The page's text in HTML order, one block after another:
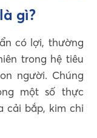
gì?
có lợi, thường
trong hệ tiêu
người. Chúng
một số thực
cải bắp, kim chi